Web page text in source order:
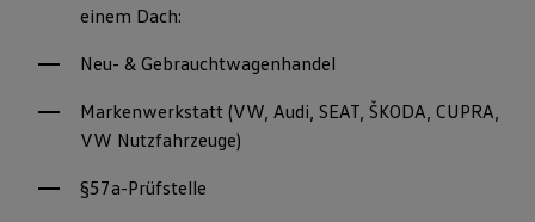
einem Dach:
Neu- & Gebrauchtwagenhandel
Markenwerkstatt (VW, Audi, SEAT, ŠKODA, CUPRA,
VW Nutzfahrzeuge)
§57a-Prüfstelle